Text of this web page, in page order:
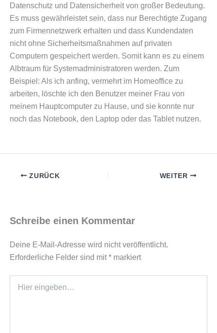
Datenschutz und Datensicherheit von großer Bedeutung.
Es muss gewährleistet sein, dass nur Berechtigte Zugang
zum Firmennetzwerk erhalten und dass Kundendaten
nicht ohne Sicherheitsmaßnahmen auf privaten
Computern gespeichert werden. Somit kann es zu einem
Albtraum für Systemadministratoren werden. Zum
Beispiel: Als ich anfing, vermehrt im Homeoffice zu
arbeiten, löschte ich den Benutzer meiner Frau von
meinem Hauptcomputer zu Hause, und sie konnte nur
noch das Notebook, den Laptop oder das Tablet nutzen.
ZURÜCK WEITER
Schreibe einen Kommentar
Deine E-Mail-Adresse wird nicht veröffentlicht.
Erforderliche Felder sind mit* markiert
eingeben…